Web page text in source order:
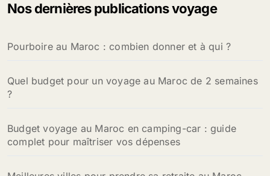
r
e
:
Nos dernières publications voyage
Pourboire au Maroc : combien donner et à qui ?
Quel budget pour un voyage au Maroc de 2 semaines
?
Budget voyage au Maroc en camping-car : guide
complet pour maîtriser vos dépenses